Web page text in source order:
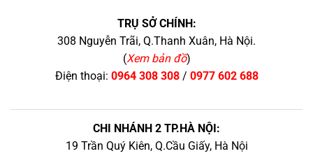
TRỤ SỞ CHÍNH:
308 Nguyễn Trãi, Q.Thanh Xuân, Hà Nội.
(Xem bản đồ)
Điện thoại: 0964 308 308/ 0977 602 688
CHI NHÁNH 2 TP.HÀ NỘI:
19 Trần Quý Kiên, Q.Cầu Giấy, Hà Nội